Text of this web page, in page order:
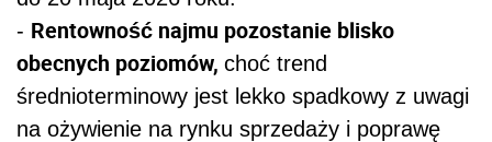
- Rentowność najmu pozostanie blisko
obecnych poziomów, choć trend
średnioterminowy jest lekko spadkowy z uwagi
na ożywienie na rynku sprzedaży i poprawę